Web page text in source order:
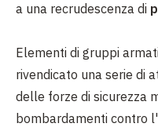
a una recrudescenza di
Elementi di gruppi
rivendicato una serie di
delle forze di sicurezza
bombardamenti contro